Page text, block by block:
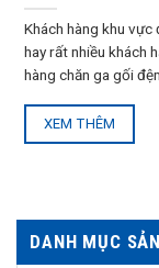
Khách hàng khu
hay rất nhiều khách
hàng chăn ga gối
XEM THÊM
DANH MỤC